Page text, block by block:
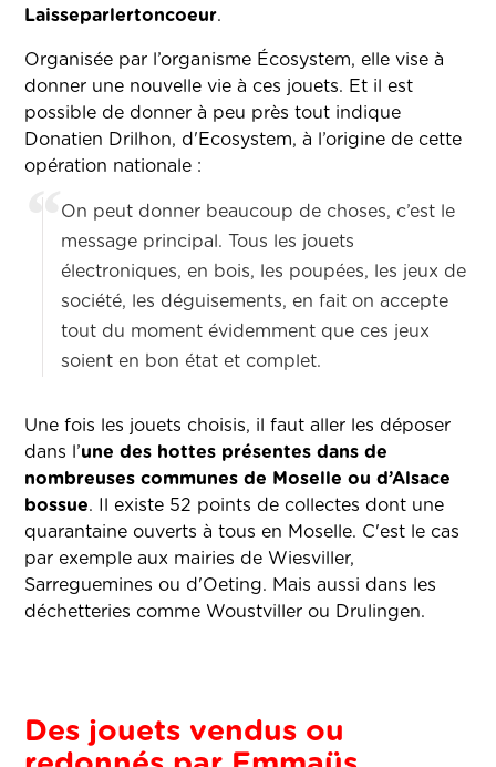
Laisseparlertoncoeur.
Organisée par l’organisme Écosystem, elle vise à
donner une nouvelle vie à ces jouets. Et il est
possible de donner à peu près tout indique
Donatien Drilhon, d'Ecosystem, à l’origine de cette
opération nationale :
On peut donner beaucoup de choses, c’est le
message principal. Tous les jouets
électroniques, en bois, les poupées, les jeux de
société, les déguisements, en fait on accepte
tout du moment évidemment que ces jeux
soient en bon état et complet.
Une fois les jouets choisis, il faut aller les déposer
dans l’une des hottes présentes dans de
nombreuses communes de Moselle ou d’Alsace
bossue. Il existe 52 points de collectes dont une
quarantaine ouverts à tous en Moselle. C'est le cas
par exemple aux mairies de Wiesviller,
Sarreguemines ou d'Oeting. Mais aussi dans les
déchetteries comme Woustviller ou Drulingen.
Des jouets vendus ou